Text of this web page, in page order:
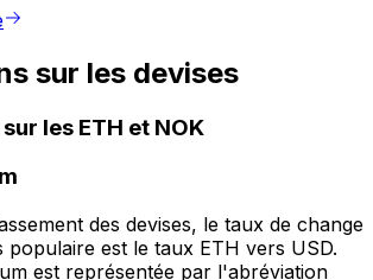
sur les devises
les ETH et NOK
des devises, le taux de change
populaire est le taux ETH vers USD.
est représentée par l'abréviation